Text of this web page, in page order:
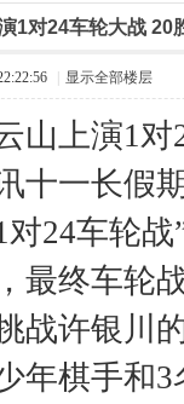
1对24车轮大战 20
显示全部楼层
山上演1
一长假期
对24车轮
最终车轮
许银川的
年棋手和